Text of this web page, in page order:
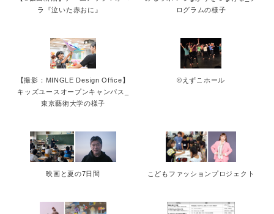
ラ『泣いた赤おに』
ログラムの様子
【撮影：MINGLE Design Office】
キッズユースオープンキャンパス_
東京藝術大学の様子
©えずこホール
映画と夏の7日間 こどもファッションプロジェクト